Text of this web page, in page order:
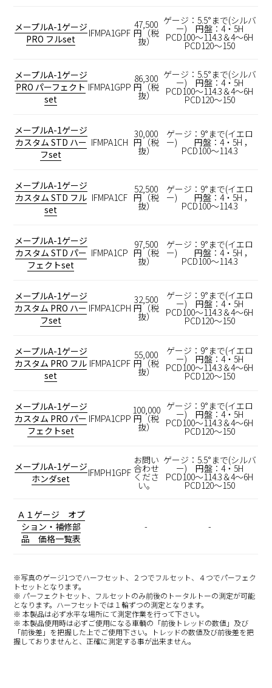
メープルA-1ゲージ
PRO フルset
IFMPA1GPF
47,500
円（税
抜）
ゲージ：5.5°まで(シルバ
ー) 円盤：4・5H
PCD100～114.3＆4～6H
PCD120～150
メープルA-1ゲージ
PRO パーフェクト
set
IFMPA1GPP
86,300
円（税
抜）
ゲージ：5.5°まで(シルバ
ー) 円盤：4・5H
PCD100～114.3＆4～6H
PCD120～150
メープルA-1ゲージ
カスタム STD ハー
フset
IFMPA1CH
30,000
円（税
抜）
ゲージ：9°まで(イエロ
ー) 円盤：4・5H ，
PCD100～114.3
メープルA-1ゲージ
カスタム STD フル
set
IFMPA1CF
52,500
円（税
抜）
ゲージ：9°まで(イエロ
ー) 円盤：4・5H ，
PCD100～114.3
メープルA-1ゲージ
カスタム STD パー
フェクトset
IFMPA1CP
97,500
円（税
抜）
ゲージ：9°まで(イエロ
ー) 円盤：4・5H ，
PCD100～114.3
メープルA-1ゲージ
カスタム PRO ハー
フset
IFMPA1CPH
32,500
円（税
抜）
ゲージ：9°まで(イエロ
ー) 円盤：4・5H
PCD100～114.3＆4～6H
PCD120～150
メープルA-1ゲージ
カスタム PRO フル
set
IFMPA1CPF
55,000
円（税
抜）
ゲージ：9°まで(イエロ
ー) 円盤：4・5H
PCD100～114.3＆4～6H
PCD120～150
メープルA-1ゲージ
カスタム PRO パー
フェクトset
IFMPA1CPP
100,000
円（税
抜）
ゲージ：9°まで(イエロ
ー) 円盤：4・5H
PCD100～114.3＆4～6H
PCD120～150
メープルA-1ゲージ
ホンダset
IFMPH1GPF
お問い
合わせ
くださ
い。
ゲージ：5.5°まで(シルバ
ー) 円盤：4・5H
PCD100～114.3＆4～6H
PCD120～150
Ａ１ゲージ オプ
ション・補修部
品 価格一覧表
- -
※写真のゲージ1つでハーフセット、２つでフルセット、４つでパーフェク
トセットとなります。
※ パーフェクトセット、フルセットのみ前後のトータルトーの測定が可能
となります。ハーフセットでは１輪ずつの測定となります。
※ 本製品は必ず水平な場所にて測定作業を行って下さい。
※ 本製品使用時は必ずご使用になる車輌の「前後トレッドの数値」及び
「前後差」を把握した上でご使用下さい。トレッドの数値及び前後差を把
握しておりませんと、正確に測定する事が出来ません。